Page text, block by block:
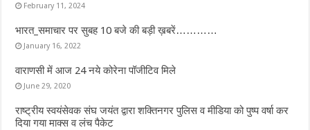
February 11, 2024
भारत_समाचार पर सुबह 10 बजे की बड़ी ख़बरें…………
January 16, 2022
वाराणसी में आज 24 नये कोरेना पॉजीटिव मिले
June 29, 2020
राष्ट्रीय स्वयंसेवक संघ जयंत द्वारा शक्तिनगर पुलिस व मीडिया को पुष्प वर्षा कर
दिया गया माक्स व लंच पैकेट